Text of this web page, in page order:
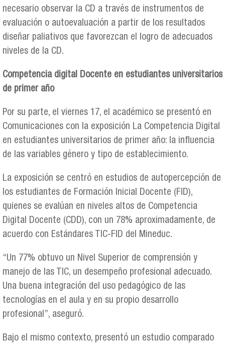
necesario observar la CD a través de instrumentos de
evaluación o autoevaluación a partir de los resultados
diseñar paliativos que favorezcan el logro de adecuados
niveles de la CD.
Competencia digital Docente en estudiantes universitarios
de primer año
Por su parte, el viernes 17, el académico se presentó en
Comunicaciones con la exposición La Competencia Digital
en estudiantes universitarios de primer año: la influencia
de las variables género y tipo de establecimiento.
La exposición se centró en estudios de autopercepción de
los estudiantes de Formación Inicial Docente (FID),
quienes se evalúan en niveles altos de Competencia
Digital Docente (CDD), con un 78% aproximadamente, de
acuerdo con Estándares TIC-FID del Mineduc.
“Un 77% obtuvo un Nivel Superior de comprensión y
manejo de las TIC, un desempeño profesional adecuado.
Una buena integración del uso pedagógico de las
tecnologías en el aula y en su propio desarrollo
profesional”, aseguró.
Bajo el mismo contexto, presentó un estudio comparado